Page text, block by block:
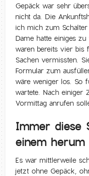
Gepäck war sehr
nicht da. Die
ich mich zum
Dame hatte einiges
waren bereits vier bis
Sachen vermissten.
Formular zum
wäre weniger los. So
wartete. Nach einiger
Vormittag anrufen
Immer diese
einem herum
Es war mittlerweile
jetzt ohne Gepäck,